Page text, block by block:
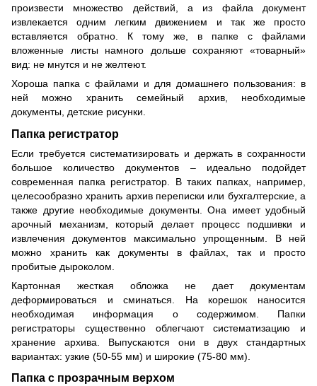
произвести множество действий, а из файла документ
извлекается одним легким движением и так же просто
вставляется обратно. К тому же, в папке с файлами
вложенные листы намного дольше сохраняют «товарный»
вид: не мнутся и не желтеют.
Хороша папка с файлами и для домашнего пользования: в
ней можно хранить семейный архив, необходимые
документы, детские рисунки.
Папка регистратор
Если требуется систематизировать и держать в сохранности
большое количество документов – идеально подойдет
современная папка регистратор. В таких папках, например,
целесообразно хранить архив переписки или бухгалтерские, а
также другие необходимые документы. Она имеет удобный
арочный механизм, который делает процесс подшивки и
извлечения документов максимально упрощенным. В ней
можно хранить как документы в файлах, так и просто
пробитые дыроколом.
Картонная жесткая обложка не дает документам
деформироваться и сминаться. На корешок наносится
необходимая информация о содержимом. Папки
регистраторы существенно облегчают систематизацию и
хранение архива. Выпускаются они в двух стандартных
вариантах: узкие (50-55 мм) и широкие (75-80 мм).
Папка с прозрачным верхом